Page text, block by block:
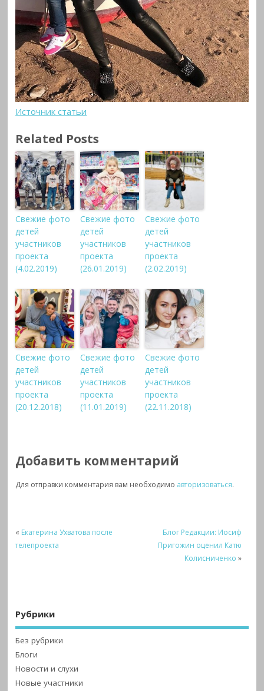
Источник статьи
Related Posts
Свежие фото
детей
участников
проекта
(4.02.2019)
Свежие фото
детей
участников
проекта
(26.01.2019)
Свежие фото
детей
участников
проекта
(2.02.2019)
Свежие фото
детей
участников
проекта
(20.12.2018)
Свежие фото
детей
участников
проекта
(11.01.2019)
Свежие фото
детей
участников
проекта
(22.11.2018)
Добавить комментарий
Для отправки комментария вам необходимо авторизоваться.
« Екатерина Ухватова после
телепроекта
Блог Редакции: Иосиф
Пригожин оценил Катю
Колисниченко »
Рубрики
Без рубрики
Блоги
Новости и слухи
Новые участники